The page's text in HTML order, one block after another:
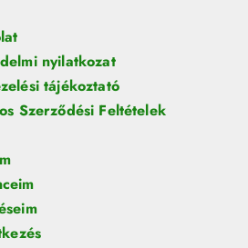
nyilatkozat
tájékoztató
Szerződési Feltételek